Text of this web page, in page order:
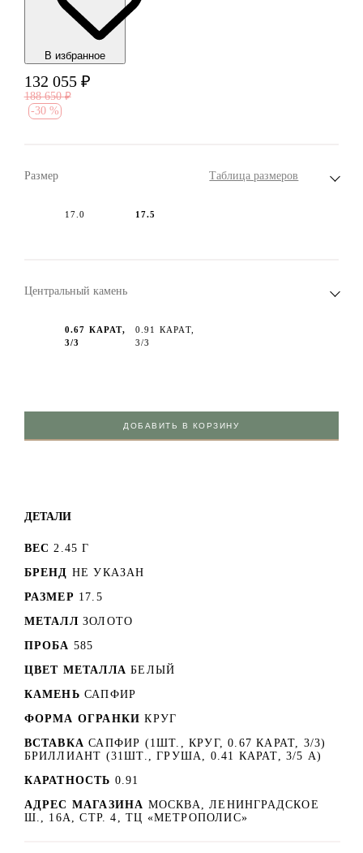
В избранноe
132 055 ₽
188 650 ₽
-30 %
Размер Таблица размеров
17.0 17.5
Центральный камень
0.67 КАРАТ,
3/3
0.91 КАРАТ,
3/3
ДОБАВИТЬ В КОРЗИНУ
ДЕТАЛИ
ВЕС 2.45 Г
БРЕНД НЕ УКАЗАН
РАЗМЕР 17.5
МЕТАЛЛ ЗОЛОТО
ПРОБА 585
ЦВЕТ МЕТАЛЛА БЕЛЫЙ
КАМЕНЬ САПФИР
ФОРМА ОГРАНКИ КРУГ
ВСТАВКА САПФИР (1ШТ., КРУГ, 0.67 КАРАТ, 3/3)
БРИЛЛИАНТ (31ШТ., ГРУША, 0.41 КАРАТ, 3/5 А)
КАРАТНОСТЬ 0.91
АДРЕС МАГАЗИНА МОСКВА, ЛЕНИНГРАДСКОЕ
Ш., 16А, СТР. 4, ТЦ «МЕТРОПОЛИС»